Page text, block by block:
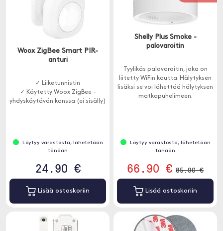
Woox ZigBee Smart PIR-
anturi
✓ Liiketunnistin
✓ Käytetty Woox ZigBee -
yhdyskäytävän kanssa (ei sisälly)
Löytyy varastosta, lähetetään
tänään
24.90 €
Lisää ostoskoriin
Shelly Plus Smoke -
palovaroitin
Tyylikäs palovaroitin, joka on
liitetty WiFin kautta. Hälytyksen
lisäksi se voi lähettää hälytyksen
matkapuhelimeen.
Löytyy varastosta, lähetetään
tänään
66.90 € 85.90 €
Lisää ostoskoriin